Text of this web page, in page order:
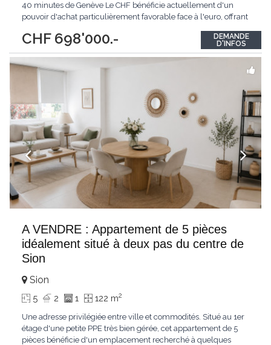
CHF 698'000.-
40 minutes de Genève Le CHF bénéficie actuellement d'un
pouvoir d'achat particulièrement favorable face à l'euro, offrant
exceptionnelle d'investir dans l'un des marchés immobiliers les
plus recherchés...
DEMANDE
D'INFOS
A VENDRE : Appartement de 5 pièces
idéalement situé à deux pas du centre de
Sion
Sion
5 2 1 122 m2
Une adresse privilégiée entre ville et commodités. Situé au 1er
étage d'une petite PPE très bien gérée, cet appartement de 5
pièces bénéficie d'un emplacement recherché à quelques